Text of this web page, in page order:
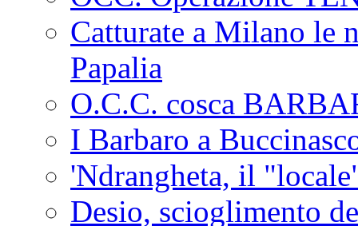
Catturate a Milano le
Papalia
O.C.C. cosca
I Barbaro a
'Ndrangheta, il
Desio, scioglimento